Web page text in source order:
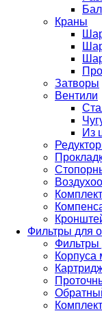
Краны
Затворы
Вентили
Из
Фильтры для
Фильтры
Корпуса